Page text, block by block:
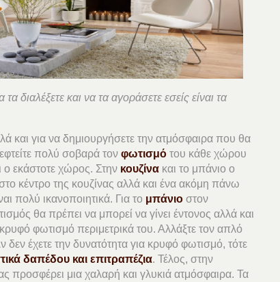
διαλέξετε και να τα αγοράσετε εσείς είναι τα
και για να δημιουργήσετε την ατμόσφαιρα που θα
πολύ σοβαρά τονφωτισμό του κάθε χώρου
ο εκάστοτε χώρος. Στην κουζίνα και το μπάνιο ο
κέντρο της κουζίνας αλλά και ένα ακόμη πάνω
πολύ ικανοποιητικά. Για το μπάνιο στον
θα πρέπει να μπορεί να γίνει έντονος αλλά και
φωτισμό περιμετρικά του. Αλλάξτε τον απλό
δεν έχετε την δυνατότητα για κρυφό φωτισμό, τότε
δαπέδου και επιτραπέζια. Τέλος, στην
προσφέρει μια χαλαρή και γλυκιά ατμόσφαιρα. Τα